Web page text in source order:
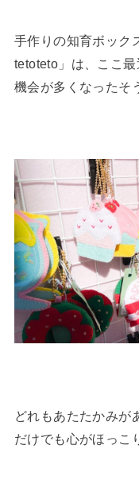
手作りの知育ボック
tetoteto」は、ここ
機会が多くなったそ
どれもあたたかみが
だけでも心がほっこ